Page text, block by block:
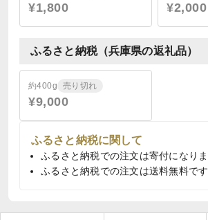
¥1,800 ¥2,000
ふるさと納税（兵庫県の返礼品）
約400g 売り切れ
¥9,000
ふるさと納税に関して
ふるさと納税での注文は寄付になりま
ふるさと納税での注文は送料無料です